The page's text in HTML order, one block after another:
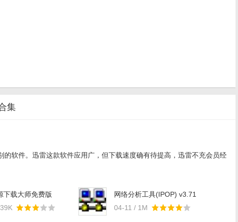
集
的软件。迅雷这款软件应用广，但下载速度确有待提高，迅雷不充会员经
下载大师免费版
网络分析工具(IPOP) v3.71
04-11 / 1M